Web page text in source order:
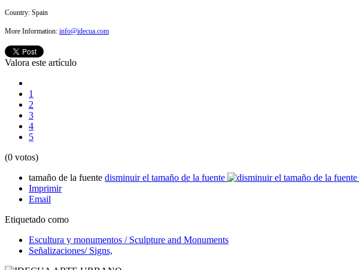
Country: Spain
More Information: info@idecua.com
Valora este artículo
1
2
3
4
5
(0 votos)
tamaño de la fuente disminuir el tamaño de la fuente
Imprimir
Email
Etiquetado como
Escultura y monumentos / Sculpture and Monuments
Señalizaciones/ Signs,